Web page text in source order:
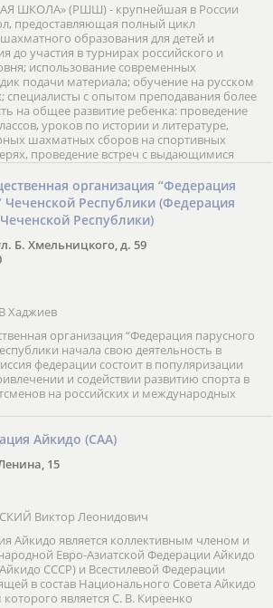
ШКОЛА» (РШШ) - крупнейшая в России
предоставляющая полный цикл
образования для детей и
до участия в турнирах российского и
использование современных
подачи материала; обучение на русском
специалисты с опытом преподавания более
на общее развитие ребенка: проведение
уроков по истории и литературе,
шахматных сборов на спортивных
проведение встреч с выдающимися
обучение; онлайн обучение в
занятий, круглые столы
тренеров, организация фестивалей;
и турниров.
организация “Федерация
Чеченской Республики (Федерация
Республики)
Б. Хмельницкого, д. 59
Хаджиев
организация “Федерация парусного
начала свою деятельность в
федерации состоит в популяризации
и содействии развитию спорта в
на российских и международных
Айкидо (САА)
15
Виктор Леонидович
Айкидо является коллективным членом и
Евро-Азиатской Федерации Айкидо
СССР) и Всестилевой Федерации
в состав Национального Совета Айкидо
является С. В. Киреенко